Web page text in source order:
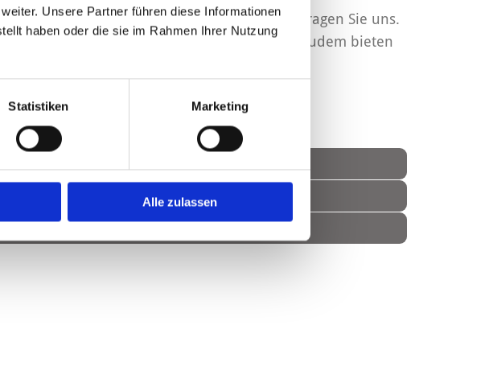
Unsere Partner führen diese Informationen
haben oder die sie im Rahmen Ihrer Nutzung
Statistiken Marketing
Alle zulassen
zum rechtssicheren Verhalten? Fragen Sie uns.
und Inkasso online übermitteln. Zudem bieten